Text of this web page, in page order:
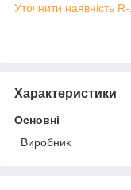
Уточнити наявність
Характеристики
Основні
Виробник